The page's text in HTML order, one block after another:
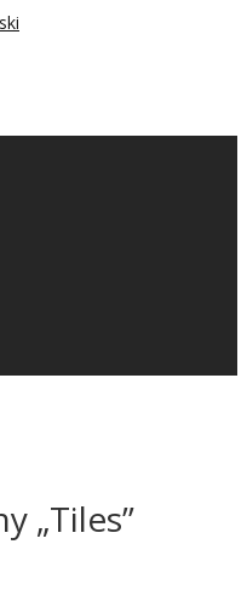
„Tiles”